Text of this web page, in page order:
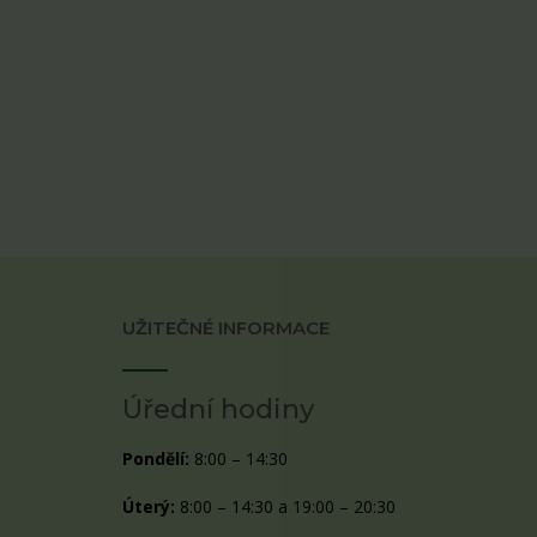
UŽITEČNÉ INFORMACE
Úřední hodiny
Pondělí: 8:00 – 14:30
Úterý: 8:00 – 14:30 a 19:00 – 20:30